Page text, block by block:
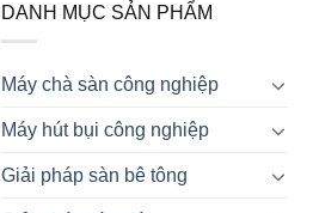
DANH MỤC SẢN PHẨM
Máy chà sàn công nghiệp
Máy hút bụi công nghiệp
Giải pháp sàn bê tông